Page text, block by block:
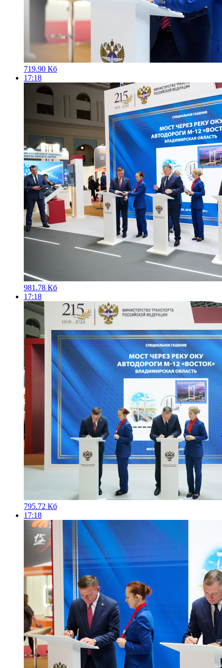
719.90 Кб
17:18
981.78 Кб
17:18
795.72 Кб
17:18